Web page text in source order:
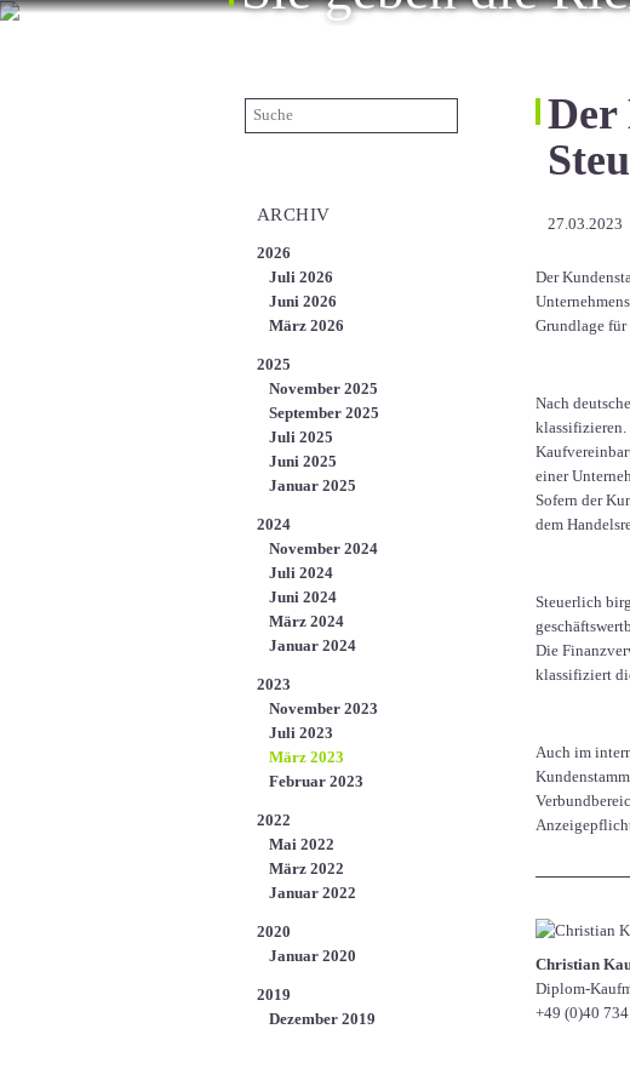
ARCHIV
2026
Juli 2026
Juni 2026
März 2026
2025
November 2025
September 2025
Juli 2025
Juni 2025
Januar 2025
2024
November 2024
Juli 2024
Juni 2024
März 2024
Januar 2024
2023
November 2023
Juli 2023
März 2023
Februar 2023
2022
Mai 2022
März 2022
Januar 2022
2020
Januar 2020
2019
Dezember 2019
Der
27.03.2023
Der
Grundlage
Nach
klassifizieren.
einer
Sofern der
dem
Steuerlich
Die
klassifiziert
Auch im
Christian
Diplom-
+49 (0)40